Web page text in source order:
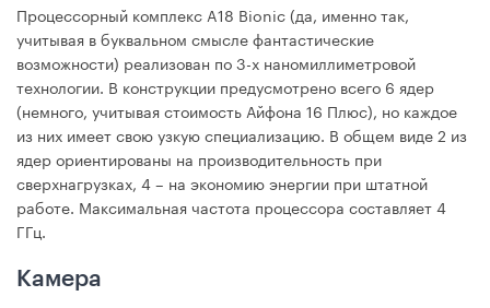
Процессорный комплекс A18 Bionic (да, именно так,
учитывая в буквальном смысле фантастические
возможности) реализован по 3-х наномиллиметровой
технологии. В конструкции предусмотрено всего 6 ядер
(немного, учитывая стоимость Айфона 16 Плюс), но каждое
из них имеет свою узкую специализацию. В общем виде 2 из
ядер ориентированы на производительность при
сверхнагрузках, 4 – на экономию энергии при штатной
работе. Максимальная частота процессора составляет 4
ГГц.
Камера